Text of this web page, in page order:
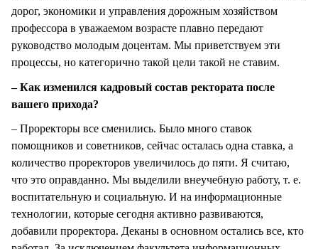
дорог, экономики и управления дорожным хозяйством
профессора в уважаемом возрасте плавно передают
руководство молодым доцентам. Мы приветствуем эти
процессы, но категорично такой цели такой не ставим.
– Как изменился кадровый состав ректората после
вашего прихода?
– Проректоры все сменились. Было много ставок
помощников и советников, сейчас осталась одна ставка, а
количество проректоров увеличилось до пяти. Я считаю,
что это оправданно. Мы выделили внеучебную работу, т. е.
воспитательную и социальную. И на информационные
технологии, которые сегодня активно развиваются,
добавили проректора. Деканы в основном остались все, кто